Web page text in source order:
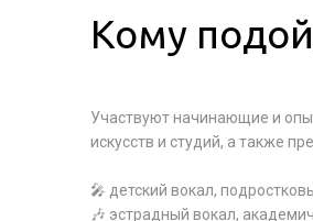
Кому
Участвуют начинающие и
искусств и студий, а также
🎤 детский вокал,
🎶 эстрадный вокал,